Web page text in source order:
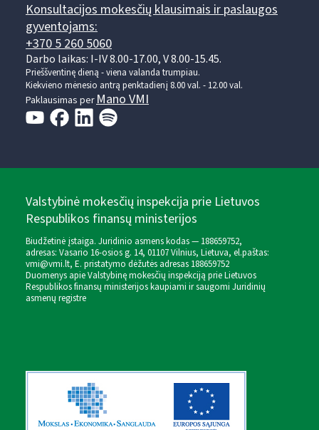
Konsultacijos mokesčių klausimais ir paslaugos
gyventojams:
+370 5 260 5060
Darbo laikas: I-IV 8.00-17.00, V 8.00-15.45.
Prieššventinę dieną - viena valanda trumpiau.
Kiekvieno mėnesio antrą penktadienį 8.00 val. - 12.00 val.
Paklausimas perMano VMI
Valstybinė mokesčių inspekcija prie Lietuvos
Respublikos finansų ministerijos
Biudžetinė įstaiga. Juridinio asmens kodas — 188659752,
adresas: Vasario 16-osios g. 14, 01107 Vilnius, Lietuva, el.paštas:
vmi@vmi.lt, E. pristatymo dėžutės adresas 188659752
Duomenys apie Valstybinę mokesčių inspekciją prie Lietuvos
Respublikos finansų ministerijos kaupiami ir saugomi Juridinių
asmenų registre